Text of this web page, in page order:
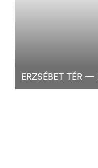
ERZSÉBET TÉR —